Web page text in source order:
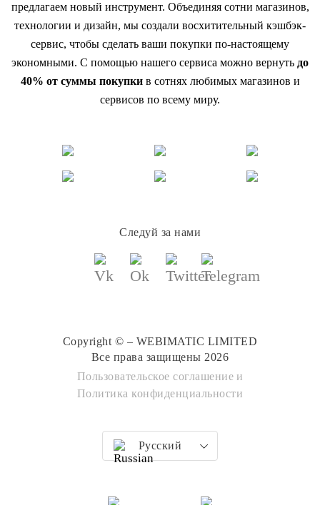
предлагаем новый инструмент. Объединяя сотни магазинов,
технологии и дизайн, мы создали восхитительный кэшбэк-
сервис, чтобы сделать ваши покупки по-настоящему
экономными. С помощью нашего сервиса можно вернуть до
40% от суммы покупкив сотнях любимых магазинов и
сервисов по всему миру.
Следуй за нами
Copyright © – WEBIMATIC LIMITED
Все права защищены 2026
Пользовательское соглашение и
Политика конфиденциальности
Русский